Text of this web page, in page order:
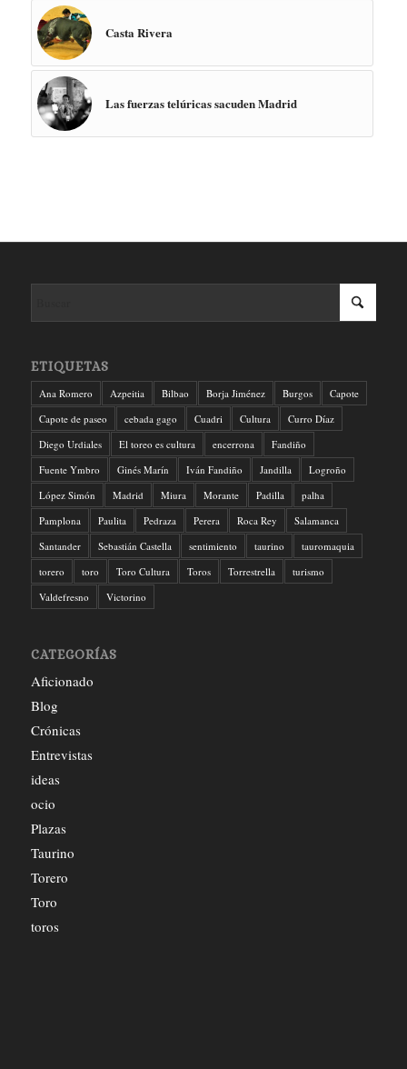
Casta Rivera
Las fuerzas telúricas sacuden Madrid
ETIQUETAS
Ana Romero Azpeitia Bilbao Borja Jiménez Burgos
Capote
Capote de paseo
cebada gago Cuadri Cultura
Curro Díaz
Diego Urdiales
El toreo es cultura encerrona
Fandiño
Fuente Ymbro
Ginés Marín Iván Fandiño Jandilla
Logroño
López Simón
Madrid Miura Morante Padilla
palha
Pamplona
Paulita Pedraza Perera Roca Rey
Salamanca
Santander
Sebastián Castella sentimiento taurino
tauromaquia
torero
toro Toro Cultura Toros Torrestrella
turismo
Valdefresno
Victorino
CATEGORÍAS
Aficionado
Blog
Crónicas
Entrevistas
ideas
ocio
Plazas
Taurino
Torero
Toro
toros